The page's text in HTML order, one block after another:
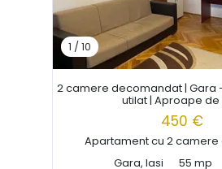
1 / 10
2 camere decomandat | Gara
utilat | Aproape de
450 €
Apartament cu 2 camere
Gara, Iasi
55 mp